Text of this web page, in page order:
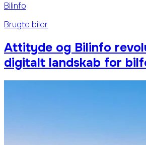
Bilinfo
Brugte biler
Attityde og Bilinfo
digitalt landskab for